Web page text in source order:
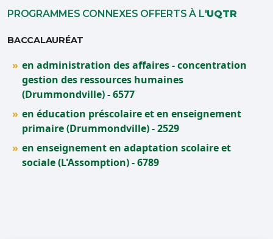
PROGRAMMES CONNEXES OFFERTS À L'UQTR
BACCALAURÉAT
en administration des affaires - concentration
gestion des ressources humaines
(Drummondville) - 6577
en éducation préscolaire et en enseignement
primaire (Drummondville) - 2529
en enseignement en adaptation scolaire et
sociale (L'Assomption) - 6789